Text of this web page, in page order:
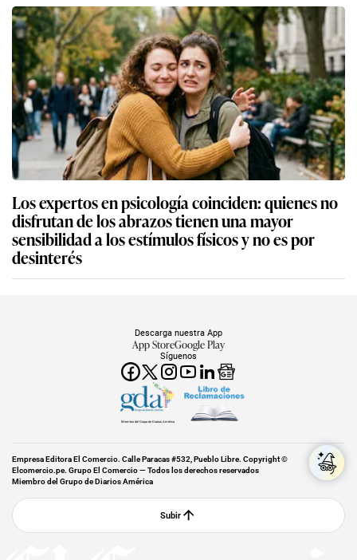
Los expertos en psicología coinciden: quienes no
disfrutan de los abrazos tienen una mayor
sensibilidad a los estímulos físicos y no es por
desinterés
Síguenos
Descarga nuestra App
App StoreGoogle Play
Miembro del Grupo de Diarios América
Empresa Editora El Comercio. Calle Paracas #532, Pueblo Libre. Copyright ©
Elcomercio.pe. Grupo El Comercio — Todos los derechos reservados
Miembro del Grupo de Diarios América
Subir